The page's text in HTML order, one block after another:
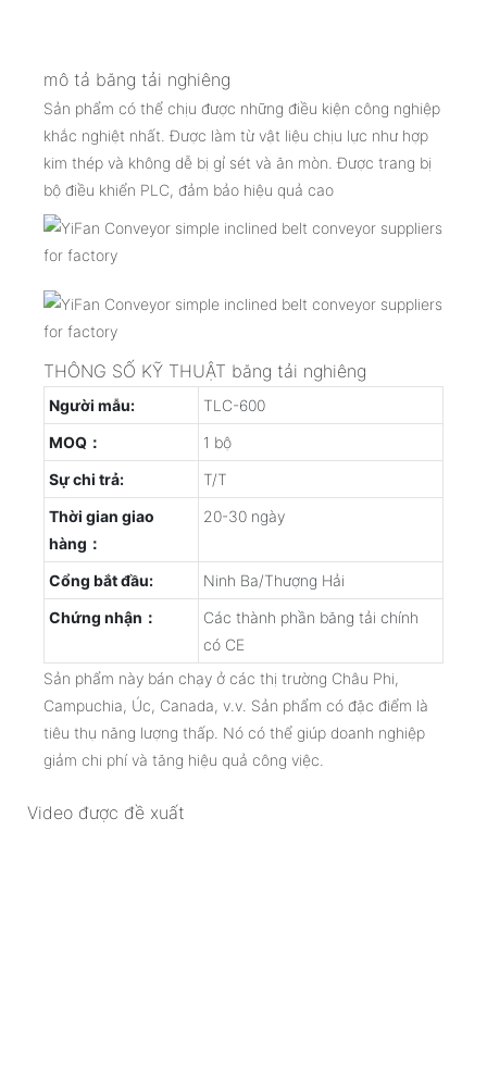
mô tả băng tải nghiêng
Sản phẩm có thể chịu được những điều kiện công nghiệp
khắc nghiệt nhất. Được làm từ vật liệu chịu lực như hợp
kim thép và không dễ bị gỉ sét và ăn mòn. Được trang bị
bộ điều khiển PLC, đảm bảo hiệu quả cao
THÔNG SỐ KỸ THUẬT băng tải nghiêng
Người mẫu:
TLC-600
MOQ：
1 bộ
Sự chi trả:
T/T
Thời gian giao
hàng：
20-30 ngày
Cổng bắt đầu:
Ninh Ba/Thượng Hải
Chứng nhận：
Các thành phần băng tải chính
có CE
Sản phẩm này bán chạy ở các thị trường Châu Phi,
Campuchia, Úc, Canada, v.v. Sản phẩm có đặc điểm là
tiêu thụ năng lượng thấp. Nó có thể giúp doanh nghiệp
giảm chi phí và tăng hiệu quả công việc.
Video được đề xuất